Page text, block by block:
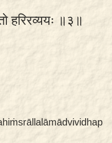
हरिरव्ययः ॥३॥